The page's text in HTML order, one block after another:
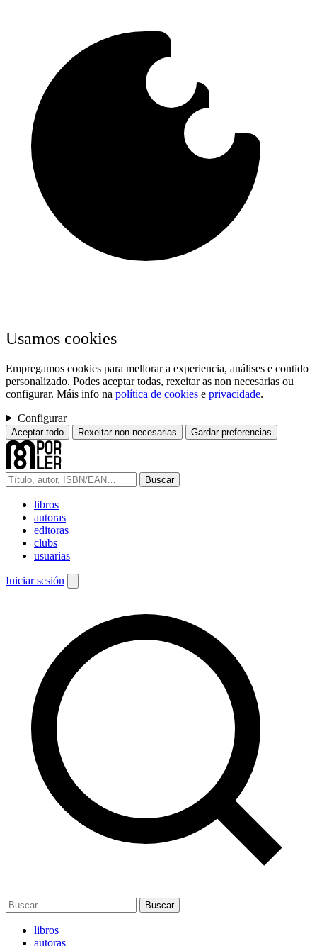
Usamos cookies
Empregamos cookies para mellorar a experiencia, análises e contido
personalizado. Podes aceptar todas, rexeitar as non necesarias ou
configurar. Máis info na política de cookies e privacidade.
Configurar
Aceptar todo Rexeitar non necesarias Gardar preferencias
Buscar
libros
autoras
editoras
clubs
usuarias
Iniciar sesión
Buscar
libros
autoras